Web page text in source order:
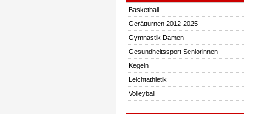
Basketball
Gerätturnen 2012-2025
Gymnastik Damen
Gesundheitssport Seniorinnen
Kegeln
Leichtathletik
Volleyball